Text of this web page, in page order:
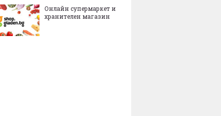
Онлайн супермаркет и
хранителен магазин